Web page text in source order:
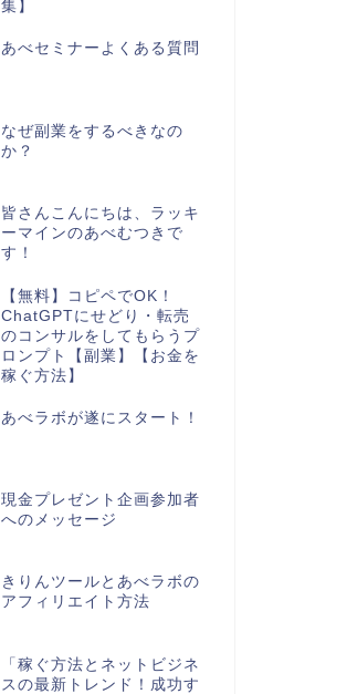
集】
あべセミナーよくある質問
なぜ副業をするべきなの
か？
皆さんこんにちは、ラッキ
ーマインのあべむつきで
す！
【無料】コピペでOK！
ChatGPTにせどり・転売
のコンサルをしてもらうプ
ロンプト【副業】【お金を
稼ぐ方法】
あべラボが遂にスタート！
現金プレゼント企画参加者
へのメッセージ
きりんツールとあべラボの
アフィリエイト方法
「稼ぐ方法とネットビジネ
スの最新トレンド！成功す